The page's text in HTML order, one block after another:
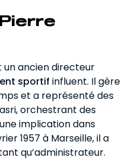
un ancien directeur
sportif influent. Il gère
et a représenté des
orchestrant des
implication dans
1957 à Marseille, il a
qu’administrateur.